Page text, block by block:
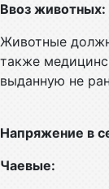
Ввоз животных:
Животные
также
выданную не
Напряжение в
Чаевые: